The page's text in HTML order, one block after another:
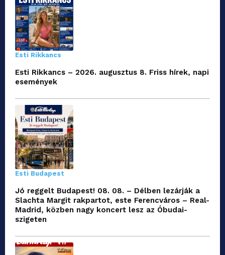
Esti Rikkancs
Esti Rikkancs – 2026. augusztus 8. Friss hírek, napi
események
Esti Budapest
Jó reggelt Budapest! 08. 08. – Délben lezárják a
Slachta Margit rakpartot, este Ferencváros – Real-
Madrid, közben nagy koncert lesz az Óbudai-
szigeten